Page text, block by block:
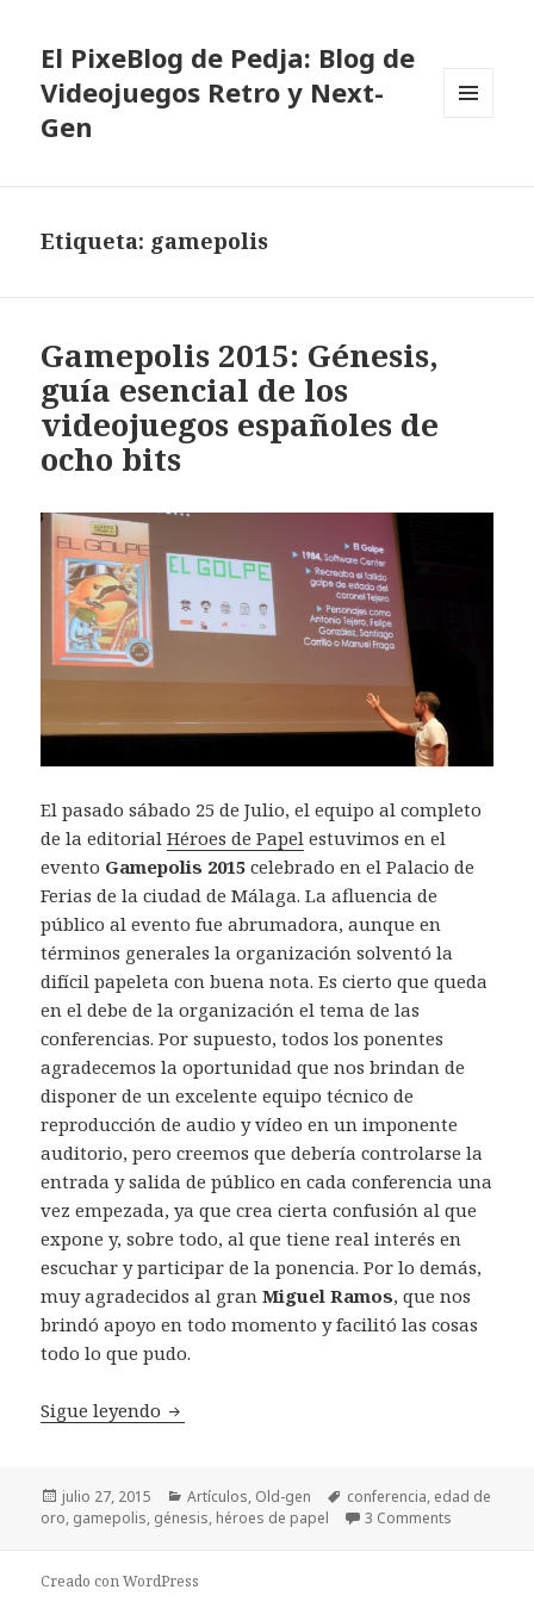
El PixeBlog de Pedja: Blog de
Videojuegos Retro y Next-
Gen
Etiqueta: gamepolis
Gamepolis 2015: Génesis,
guía esencial de los
videojuegos españoles de
ocho bits
El pasado sábado 25 de Julio, el equipo al completo
de la editorialHéroes de Papel estuvimos en el
evento Gamepolis 2015 celebrado en el Palacio de
Ferias de la ciudad de Málaga. La afluencia de
público al evento fue abrumadora, aunque en
términos generales la organización solventó la
difícil papeleta con buena nota. Es cierto que queda
en el debe de la organización el tema de las
conferencias. Por supuesto, todos los ponentes
agradecemos la oportunidad que nos brindan de
disponer de un excelente equipo técnico de
reproducción de audio y vídeo en un imponente
auditorio, pero creemos que debería controlarse la
entrada y salida de público en cada conferencia una
vez empezada, ya que crea cierta confusión al que
expone y, sobre todo, al que tiene real interés en
escuchar y participar de la ponencia. Por lo demás,
muy agradecidos al granMiguel Ramos, que nos
brindó apoyo en todo momento y facilitó las cosas
todo lo que pudo.
Sigue leyendo Gamepolis 2015: Génesis, guía esencial
Publicado
el
julio 27, 2015 Categorías
Artículos, Old-gen Etiquetas
conferencia, edad de
oro, gamepolis, génesis, héroes de papel 3 Comments
Creado con WordPress